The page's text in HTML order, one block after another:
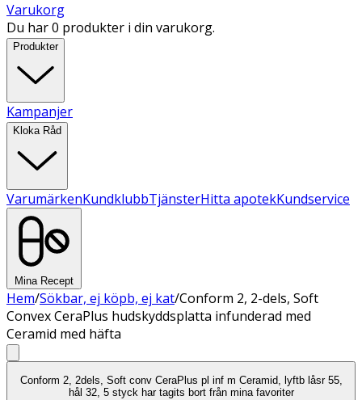
Varukorg
Du har 0 produkter i din varukorg.
Produkter
Kampanjer
Kloka Råd
VarumärkenKundklubbTjänsterHitta apotekKundservice
Mina Recept
Hem/Sökbar, ej köpb, ej kat/Conform 2, 2-dels, Soft
Convex CeraPlus hudskyddsplatta infunderad med
Ceramid med häfta
Conform 2, 2dels, Soft conv CeraPlus pl inf m Ceramid, lyftb låsr 55,
hål 32, 5 styck har tagits bort från mina favoriter